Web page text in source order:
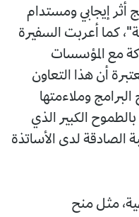
أثر إيجابي ومستدام
كما أعربت السفيرة
مع المؤسسات
أن هذا التعاون
وملاءمتها
الكبير الذي
الصادقة لدى الأساتذة
مثل منح